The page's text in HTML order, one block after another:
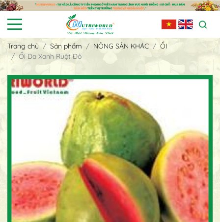
Trang chủ Sản phẩm NÔNG SẢN KHÁC
ỔI
Ổi Da Xanh Ruột Đỏ